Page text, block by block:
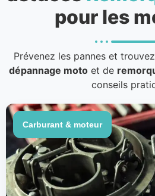
pour les
Prévenez les pannes et
dépannage motoet de
conseils
Carburant & moteur